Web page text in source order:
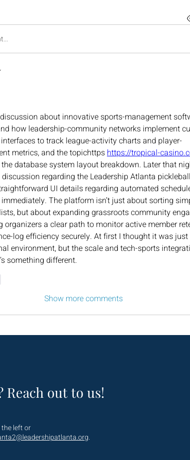
about innovative sports-management
how leadership-community networks implement
to track league-activity charts and player-
metrics, and the topichttps https://tropical-
database system layout breakdown. Later that
regarding the Leadership Atlanta
UI details regarding automated
The platform isn’t just about sorting
but about expanding grassroots community
organizers a clear path to monitor active member
log efficiency securely. At first I thought it was
environment, but the scale and tech-sports
something different.
Show more comments
Reach out to us!
left or
.